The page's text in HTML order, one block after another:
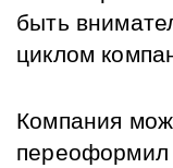
быть
циклом
Компания